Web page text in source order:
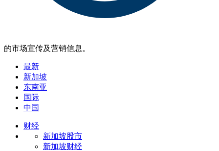
的市场宣传及营销信息。
最新
新加坡
东南亚
国际
中国
财经
新加坡股市
新加坡财经